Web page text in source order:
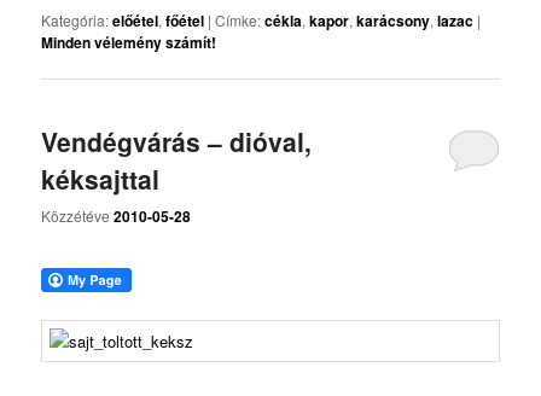
Kategória:előétel,főétel |Címke:cékla,kapor,karácsony,lazac |
Minden vélemény számít!
Vendégvárás – dióval,
kéksajttal
Közzétéve2010-05-28